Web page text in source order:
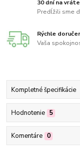
30 dní na
Predĺžili sme
Rýchle
Vaša
Kompletné špecifikácie
Hodnotenie 5
Komentáre 0